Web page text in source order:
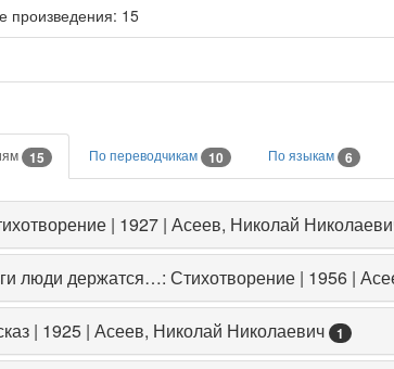
произведения: 15
15 По переводчикам 10 По языкам 6
| 1927 | Асеев, Николай
люди держатся…: Стихотворение | 1956 |
| 1925 | Асеев, Николай Николаевич 1